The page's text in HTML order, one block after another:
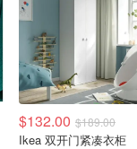
$132.00 $189.00
Ikea 双开门紧凑衣柜